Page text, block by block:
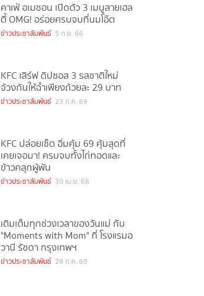
คาเฟ่ อเมซอน เปิดตัว 3 เมนูสายเฮล
ตี้ OMG! อร่อยครบจบที่นมโอ๊ต
ข่าวประชาสัมพันธ์ 5 ก.ย. 66
KFC เสิร์ฟ ดิปซอส 3 รสชาติใหม่
จ้วงกันให้ฉ่ำเพียงถ้วยละ 29 บาท
ข่าวประชาสัมพันธ์ 23 ก.ค. 69
KFC ปล่อยเซ็ต อิ่มคุ้ม 69 คุ้มสุดที่
เคยเจอมา! ครบจบทั้งไก่ทอดและ
ข้าวคลุกผู้พัน
ข่าวประชาสัมพันธ์ 30 เม.ย. 68
เติมเต็มทุกช่วงเวลาของวันแม่ กับ
"Moments with Mom" ที่ โรงแรมอ
วานี รัชดา กรุงเทพฯ
ข่าวประชาสัมพันธ์ 28 ก.ค. 69